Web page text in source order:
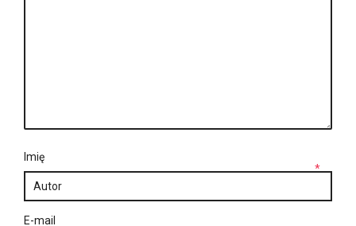
Imię
*
E-mail